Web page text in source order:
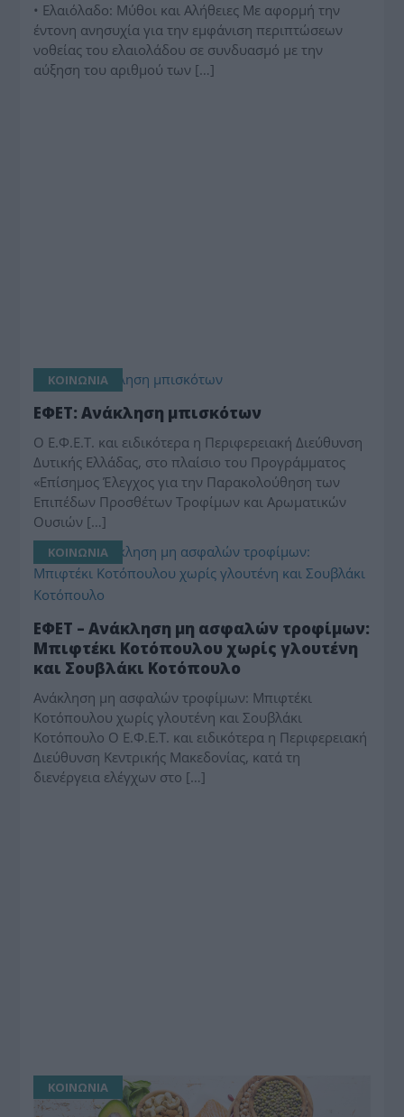
• Ελαιόλαδο: Μύθοι και Αλήθειες Με αφορμή την
έντονη ανησυχία για την εμφάνιση περιπτώσεων
νοθείας του ελαιολάδου σε συνδυασμό με την
αύξηση του αριθμού των […]
ΚΟΙΝΩΝΙΑ
ΕΦΕΤ: Ανάκληση μπισκότων
Ο Ε.Φ.Ε.Τ. και ειδικότερα η Περιφερειακή Διεύθυνση
Δυτικής Ελλάδας, στο πλαίσιο του Προγράμματος
«Επίσημος Έλεγχος για την Παρακολούθηση των
Επιπέδων Προσθέτων Τροφίμων και Αρωματικών
Ουσιών […]
ΚΟΙΝΩΝΙΑ
ΕΦΕΤ – Ανάκληση μη ασφαλών τροφίμων:
Μπιφτέκι Κοτόπουλου χωρίς γλουτένη
και Σουβλάκι Κοτόπουλο
Ανάκληση μη ασφαλών τροφίμων: Μπιφτέκι
Κοτόπουλου χωρίς γλουτένη και Σουβλάκι
Κοτόπουλο Ο Ε.Φ.Ε.Τ. και ειδικότερα η Περιφερειακή
Διεύθυνση Κεντρικής Μακεδονίας, κατά τη
διενέργεια ελέγχων στο […]
ΚΟΙΝΩΝΙΑ